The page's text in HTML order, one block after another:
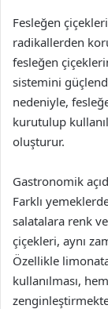
Fesleğen
radikallerden
fesleğen
sistemini
nedeniyle,
kurutulup
oluşturur.
Gastronomik
Farklı
salatalara renk
çiçekleri, aynı
Özellikle
kullanılması,